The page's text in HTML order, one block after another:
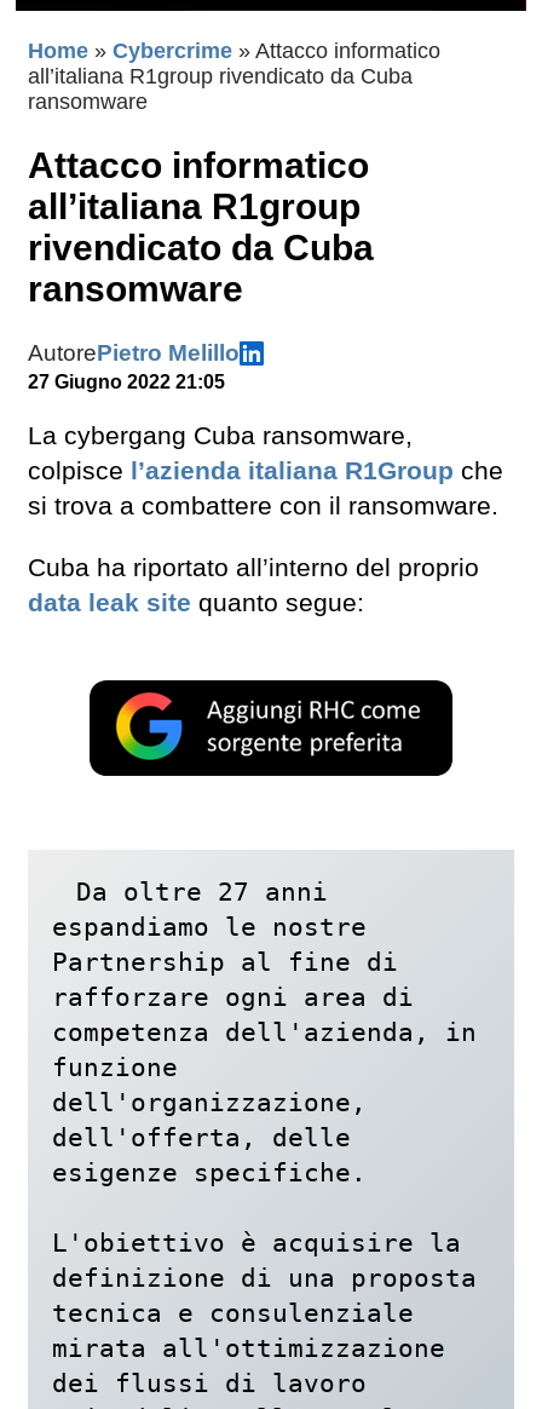
Home » Cybercrime » Attacco informatico
all’italiana R1group rivendicato da Cuba
ransomware
Attacco informatico
all’italiana R1group
rivendicato da Cuba
ransomware
AutorePietro Melillo
27 Giugno 2022 21:05
La cybergang Cuba ransomware,
colpisce l’azienda italiana R1Group che
si trova a combattere con il ransomware.
Cuba ha riportato all’interno del proprio
data leak site quanto segue:
Da oltre 27 anni
espandiamo le nostre
Partnership al fine di
rafforzare ogni area di
competenza dell'azienda, in
funzione
dell'organizzazione,
dell'offerta, delle
esigenze specifiche.
L'obiettivo è acquisire la
definizione di una proposta
tecnica e consulenziale
mirata all'ottimizzazione
dei flussi di lavoro